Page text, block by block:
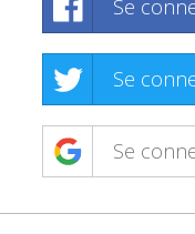
Se
Se
Se